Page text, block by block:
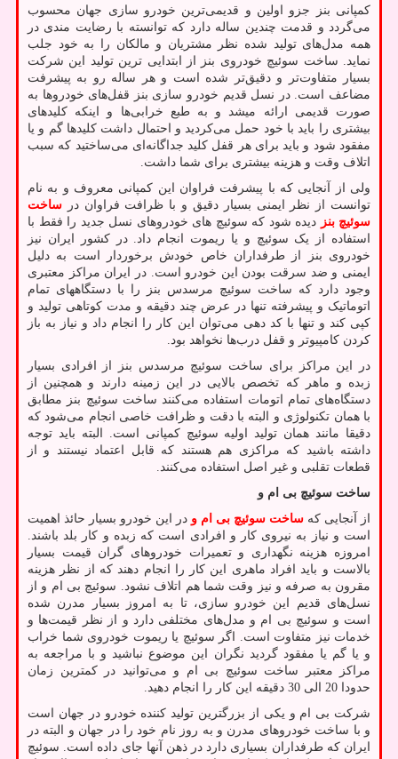
کمپانی بنز جزو اولین و قدیمی‌ترین خودرو سازی جهان محسوب
می‌گردد و قدمت چندین ساله دارد که توانسته با رضایت مندی در
همه مدل‌های تولید شده نظر مشتریان و مالکان را به خود جلب
نماید. ساخت سوئیچ خودروی بنز از ابتدایی ترین تولید این شرکت
بسیار متفاوت‌تر و دقیق‌تر شده است و هر ساله رو به پیشرفت
مضاعف است. در نسل قدیم خودرو سازی بنز قفل‌های خودروها به
صورت قدیمی ارائه میشد و به طبع خرابی‌ها و اینکه کلیدهای
بیشتری را باید با خود حمل می‌کردید و احتمال داشت کلیدها گم و یا
مفقود شود و باید برای هر قفل کلید جداگانه‌ای می‌ساختید که سبب
اتلاف وقت و هزینه بیشتری برای شما داشت.
ولی از آنجایی که با پیشرفت فراوان این کمپانی معروف و به نام
توانست از نظر ایمنی بسیار دقیق و با ظرافت فراوان در ساخت
سوئیچ بنز دیده شود که سوئیچ های خودروهای نسل جدید را فقط با
استفاده از یک سوئیچ و یا ریموت انجام داد. در کشور ایران نیز
خودروی بنز از طرفداران خاص خودش برخوردار است به دلیل
ایمنی و ضد سرقت بودن این خودرو است. در ایران مراکز معتبری
وجود دارد که ساخت سوئیچ مرسدس بنز را با دستگاههای تمام
اتوماتیک و پیشرفته تنها در عرض چند دقیقه و مدت کوتاهی تولید و
کپی کند و تنها با کد دهی می‌توان این کار را انجام داد و نیاز به باز
کردن کامپیوتر و قفل درب‌ها نخواهد بود.
در این مراکز برای ساخت سوئیچ مرسدس بنز از افرادی بسیار
زبده و ماهر که تخصص بالایی در این زمینه دارند و همچنین از
دستگاه‌های تمام اتومات استفاده می‌کنند ساخت سوئیچ بنز مطابق
با همان تکنولوژی و البته با دقت و ظرافت خاصی انجام می‌شود که
دقیقا مانند همان تولید اولیه سوئیچ کمپانی است. البته باید توجه
داشته باشید که مراکزی هم هستند که قابل اعتماد نیستند و از
قطعات تقلبی و غیر اصل استفاده می‌کنند.
ساخت سوئیچ بی ام و
از آنجایی که ساخت سوئیچ بی ام و در این خودرو بسیار حائذ اهمیت
است و نیاز به نیروی کار و افرادی است که زبده و کار بلد باشند.
امروزه هزینه نگهداری و تعمیرات خودروهای گران قیمت بسیار
بالاست و باید افراد ماهری این کار را انجام دهند که از نظر هزینه
مقرون به صرفه و نیز وقت شما هم اتلاف نشود. سوئیچ بی ام و از
نسل‌های قدیم این خودرو سازی، تا به امروز بسیار مدرن شده
است و سوئیچ بی ام و مدل‌های مختلفی دارد و از نظر قیمت‌ها و
خدمات نیز متفاوت است. اگر سوئیچ یا ریموت خودروی شما خراب
و یا گم یا مفقود گردید نگران این موضوع نباشید و با مراجعه به
مراکز معتبر ساخت سوئیچ بی ام و می‌توانید در کمترین زمان
حدودا 20 الی 30 دقیقه این کار را انجام دهید.
شرکت بی ام و یکی از بزرگترین تولید کننده خودرو در جهان است
و با ساخت خودروهای مدرن و به روز نام خود را در جهان و البته در
ایران که طرفداران بسیاری دارد در ذهن آنها جای داده است. سوئیچ